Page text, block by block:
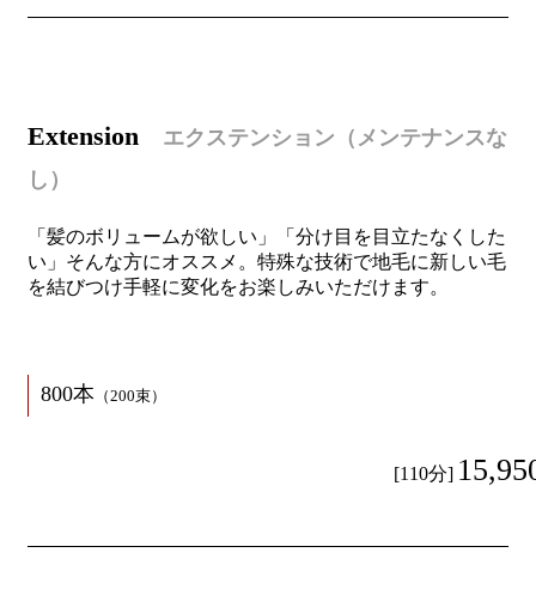
Extension エクステンション （メンテナンスな
し）
「髪のボリュームが欲しい」「分け目を目立たなくした
い」そんな方にオススメ。特殊な技術で地毛に新しい毛
を結びつけ手軽に変化をお楽しみいただけます。
800本 （200束）
[110分]